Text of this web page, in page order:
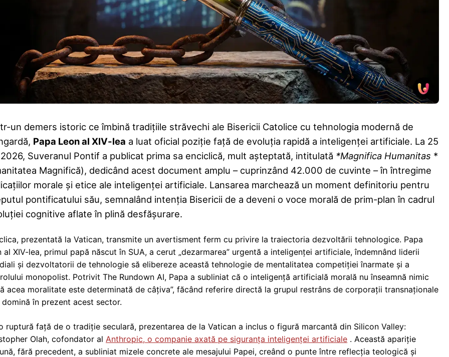
un demers istoric ce îmbină tradițiile străvechi ale Bisericii Catolice cu tehnologia modernă de
Papa Leon al XIV-lea a luat oficial poziție față de evoluția rapidă a inteligenței artificiale. La 25
Suveranul Pontif a publicat prima sa enciclică, mult așteptată, intitulată *Magnifica Humanitas *
Magnifică), dedicând acest document amplu – cuprinzând 42.000 de cuvinte – în întregime
morale și etice ale inteligenței artificiale. Lansarea marchează un moment definitoriu pentru
pontificatului său, semnalând intenția Bisericii de a deveni o voce morală de prim-plan în cadrul
cognitive aflate în plină desfășurare.
prezentată la Vatican, transmite un avertisment ferm cu privire la traiectoria dezvoltării tehnologice. Papa
al XIV-lea, primul papă născut în SUA, a cerut „dezarmarea” urgentă a inteligenței artificiale, îndemnând liderii
și dezvoltatorii de tehnologie să elibereze această tehnologie de mentalitatea competiției înarmate și a
monopolist. Potrivit The Rundown AI, Papa a subliniat că o inteligență artificială morală nu înseamnă nimic
acea moralitate este determinată de câțiva”, făcând referire directă la grupul restrâns de corporații transnaționale
domină în prezent acest sector.
ruptură față de o tradiție seculară, prezentarea de la Vatican a inclus o figură marcantă din Silicon Valley:
Olah, cofondator al Anthropic, o companie axată pe siguranța inteligenței artificiale . Această apariție
fără precedent, a subliniat mizele concrete ale mesajului Papei, creând o punte între reflecția teologică și